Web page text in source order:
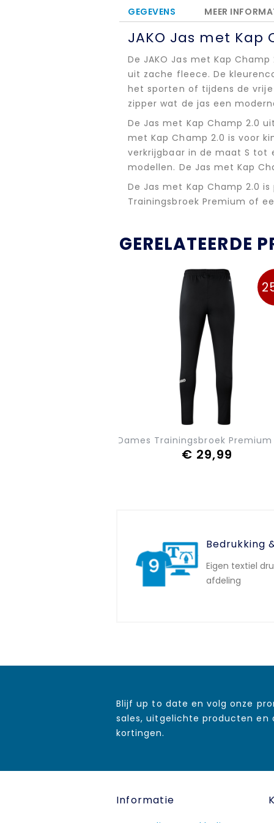
GEGEVENS
JAKO Jas met Kap
De JAKO Jas met Kap
uit zache fleece. De
het sporten of tijdens de
zipper wat de jas een
De Jas met Kap Champ 2.0
met Kap Champ 2.0 is voor
verkrijgbaar in de maat S tot
modellen. De Jas met Kap
De Jas met Kap Champ 2.0
Trainingsbroek Premium of
MEER
GERELATEERDE
JAKO Dames Trainingsbroek Premium
€ 29,99
Bedrukking
Eigen textiel
afdeling
Blijf up to date en volg onze
sales, uitgelichte producten en
kortingen.
Informatie